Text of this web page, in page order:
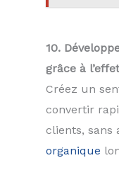
10.
grâce à
Créez un
convertir
clients, sans
organique